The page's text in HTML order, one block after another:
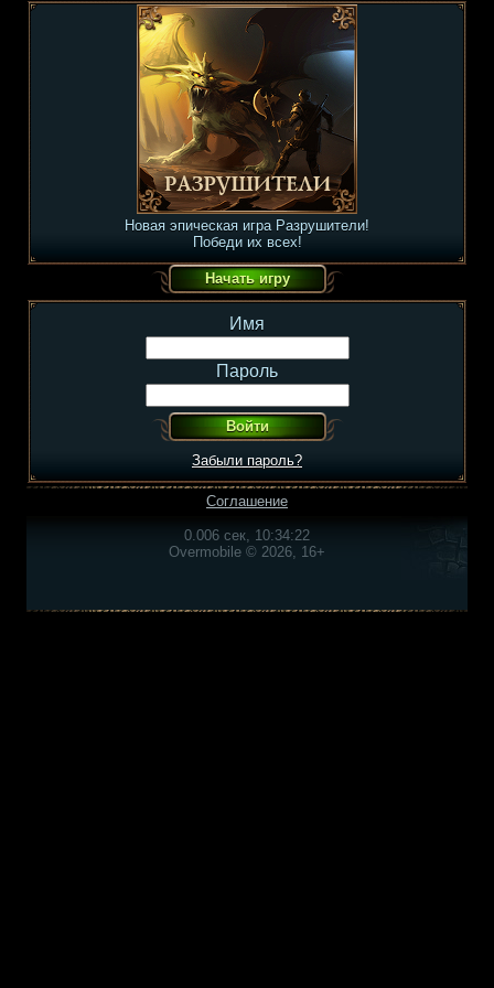
Новая эпическая игра Разрушители!
Победи их всех!
Имя
Пароль
Забыли пароль?
Соглашение
0.006 сек, 10:34:22
Overmobile © 2026, 16+